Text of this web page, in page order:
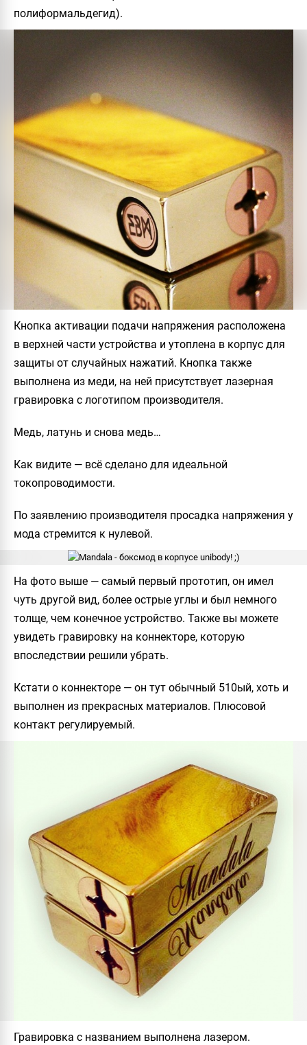
полиформальдегид).
Кнопка активации подачи напряжения расположена
в верхней части устройства и утоплена в корпус для
защиты от случайных нажатий. Кнопка также
выполнена из меди, на ней присутствует лазерная
гравировка с логотипом производителя.
Медь, латунь и снова медь…
Как видите — всё сделано для идеальной
токопроводимости.
По заявлению производителя просадка напряжения у
мода стремится к нулевой.
На фото выше — самый первый прототип, он имел
чуть другой вид, более острые углы и был немного
толще, чем конечное устройство. Также вы можете
увидеть гравировку на коннекторе, которую
впоследствии решили убрать.
Кстати о коннекторе — он тут обычный 510ый, хоть и
выполнен из прекрасных материалов. Плюсовой
контакт регулируемый.
Гравировка с названием выполнена лазером.